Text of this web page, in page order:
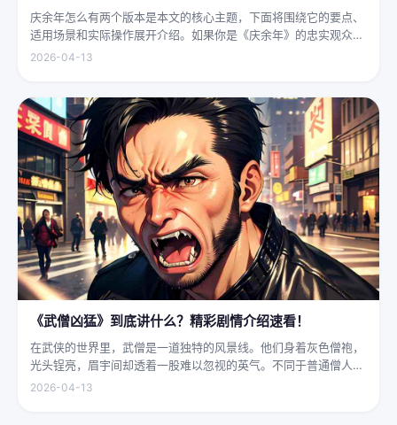
庆余年怎么有两个版本是本文的核心主题，下面将围绕它的要点、
适用场景和实际操作展开介绍。如果你是《庆余年》的忠实观众，
可能会发现这部剧在不同视频平台上呈现出两个略有差异的版本，
2026-04-13
《武僧凶猛》到底讲什么？精彩剧情介绍速看！
在武侠的世界里，武僧是一道独特的风景线。他们身着灰色僧袍，
光头锃亮，眉宇间却透着一股难以忽视的英气。不同于普通僧人的
慈眉善目，武僧的眼神中常常闪烁着锐利的光，仿佛能洞穿一切虚
2026-04-13